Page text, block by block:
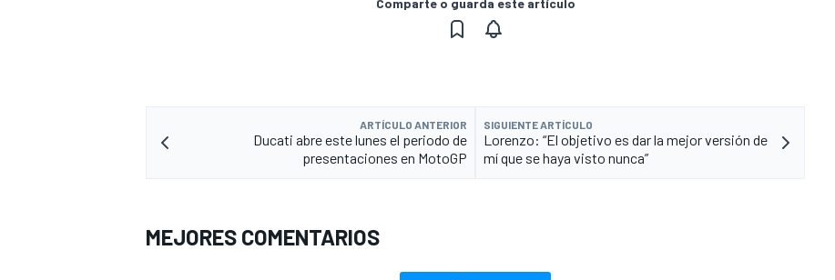
ARTÍCULO ANTERIOR
Ducati abre este lunes el periodo de
presentaciones en MotoGP
SIGUIENTE ARTÍCULO
Lorenzo: “El objetivo es dar la mejor versión de
mí que se haya visto nunca”
MEJORES COMENTARIOS